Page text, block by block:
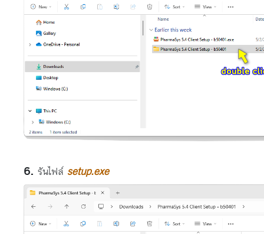
รันไฟล์ setup.exe